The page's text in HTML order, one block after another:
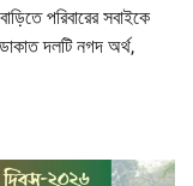
পরিবারের সবাইকে
দলটি নগদ অর্থ,